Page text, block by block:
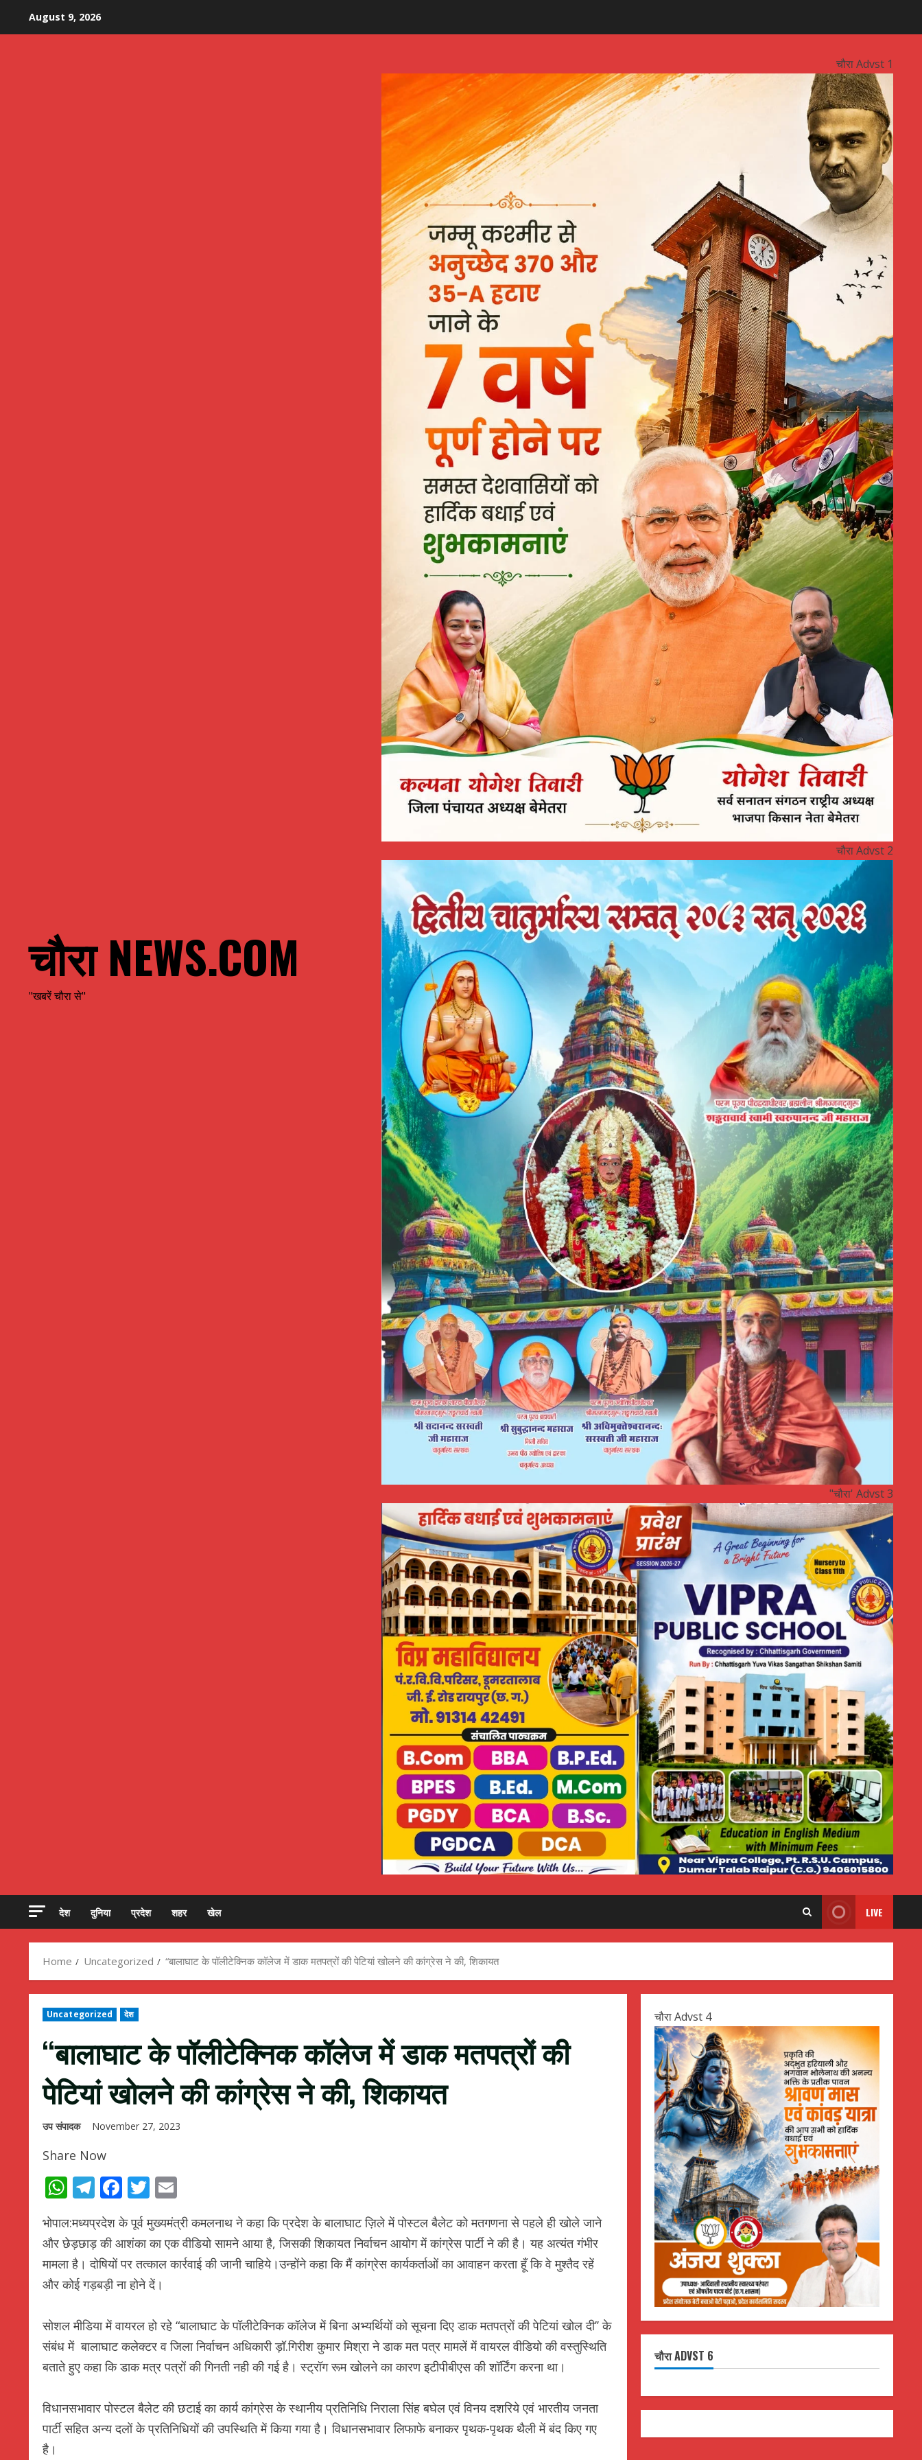
August 9, 2026
चौरा NEWS.COM
"खबरें चौरा से"
चौरा Advst 1
चौरा Advst 2
"चौरा' Advst 3
देश दुनिया प्रदेश शहर खेल LIVE
Home Uncategorized “बालाघाट के पॉलीटेक्निक कॉलेज में डाक मतपत्रों की पेटियां खोलने की कांग्रेस ने की, शिकायत
Uncategorized देश
“बालाघाट के पॉलीटेक्निक कॉलेज में डाक मतपत्रों की
पेटियां खोलने की कांग्रेस ने की, शिकायत
उप संपादक November 27, 2023
Share Now
WhatsApp
Telegram
Facebook
Twitter
भोपाल:मध्यप्रदेश के पूर्व मुख्यमंत्री कमलनाथ ने कहा कि प्रदेश के बालाघाट ज़िले में पोस्टल बैलेट को मतगणना से पहले ही खोले जाने
और छेड़छाड़ की आशंका का एक वीडियो सामने आया है, जिसकी शिकायत निर्वाचन आयोग में कांग्रेस पार्टी ने की है। यह अत्यंत गंभीर
मामला है। दोषियों पर तत्काल कार्रवाई की जानी चाहिये।उन्होंने कहा कि मैं कांग्रेस कार्यकर्ताओं का आवाहन करता हूँ कि वे मुश्तैद रहें
और कोई गड़बड़ी ना होने दें।
सोशल मीडिया में वायरल हो रहे “बालाघाट के पॉलीटेक्निक कॉलेज में बिना अभ्यर्थियों को सूचना दिए डाक मतपत्रों की पेटियां खोल दी’’ के
संबंध में बालाघाट कलेक्टर व जिला निर्वाचन अधिकारी ड़ॉ.गिरीश कुमार मिश्रा ने डाक मत पत्र मामलें में वायरल वीडियो की वस्तुस्थिति
बताते हुए कहा कि डाक मत्र पत्रों की गिनती नही की गई है। स्ट्रॉग रूम खोलने का कारण इटीपीबीएस की शॉर्टिंग करना था।
विधानसभावार पोस्टल बैलेट की छटाई का कार्य कांग्रेस के स्थानीय प्रतिनिधि निराला सिंह बघेल एवं विनय दशरिये एवं भारतीय जनता
पार्टी सहित अन्य दलों के प्रतिनिधियों की उपस्थिति में किया गया है। विधानसभावार लिफाफे बनाकर पृथक-पृथक थैली में बंद किए गए
है।
चौरा Advst 4
चौरा ADVST 6